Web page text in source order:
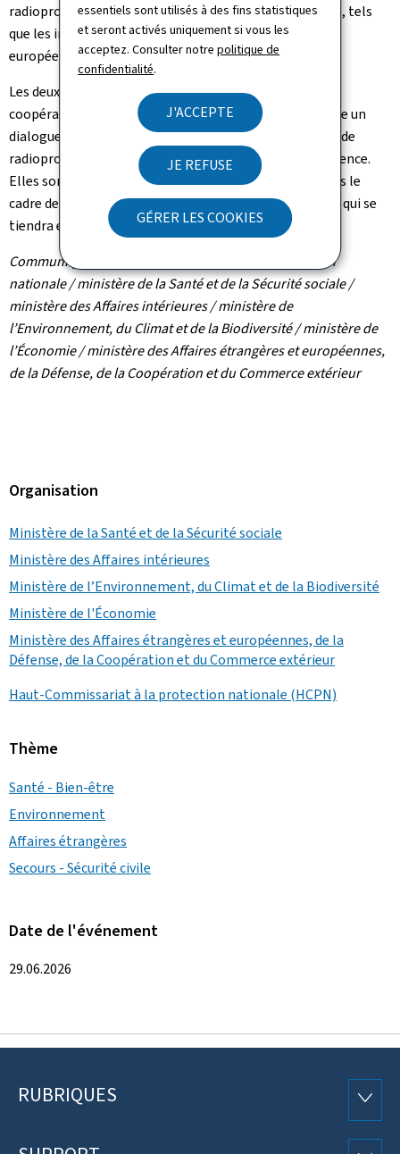
essentiels sont utilisés à des fins statistiques
et seront activés uniquement si vous les
acceptez. Consulter notrepolitique de
confidentialité.
J'ACCEPTE
JE REFUSE
GÉRER LES COOKIES
radioprotection, notamment dans le domaine médical, tels
que les initiatives menées dans le cadre de campagnes
européennes.
Les deux parties se sont félicitées de la qualité de leur
coopération et ont réaffirmé leur volonté de poursuivre un
dialogue régulier sur les questions de sûreté nucléaire, de
radioprotection et de préparation aux situations d'urgence.
Elles sont convenues de poursuivre leurs échanges dans le
cadre de la prochaine réunion de la Commission mixte, qui se
tiendra en France en 2027.
Communiqué par le Haut-Commissariat à la protection
nationale / ministère de la Santé et de la Sécurité sociale /
ministère des Affaires intérieures / ministère de
l’Environnement, du Climat et de la Biodiversité / ministère de
l’Économie / ministère des Affaires étrangères et européennes,
de la Défense, de la Coopération et du Commerce extérieur
Organisation
Ministère de la Santé et de la Sécurité sociale
Ministère des Affaires intérieures
Ministère de l’Environnement, du Climat et de la Biodiversité
Ministère de l'Économie
Ministère des Affaires étrangères et européennes, de la
Défense, de la Coopération et du Commerce extérieur
Haut-Commissariat à la protection nationale (HCPN)
Thème
Santé - Bien-être
Environnement
Affaires étrangères
Secours - Sécurité civile
Date de l'événement
29.06.2026
Pied
RUBRIQUES